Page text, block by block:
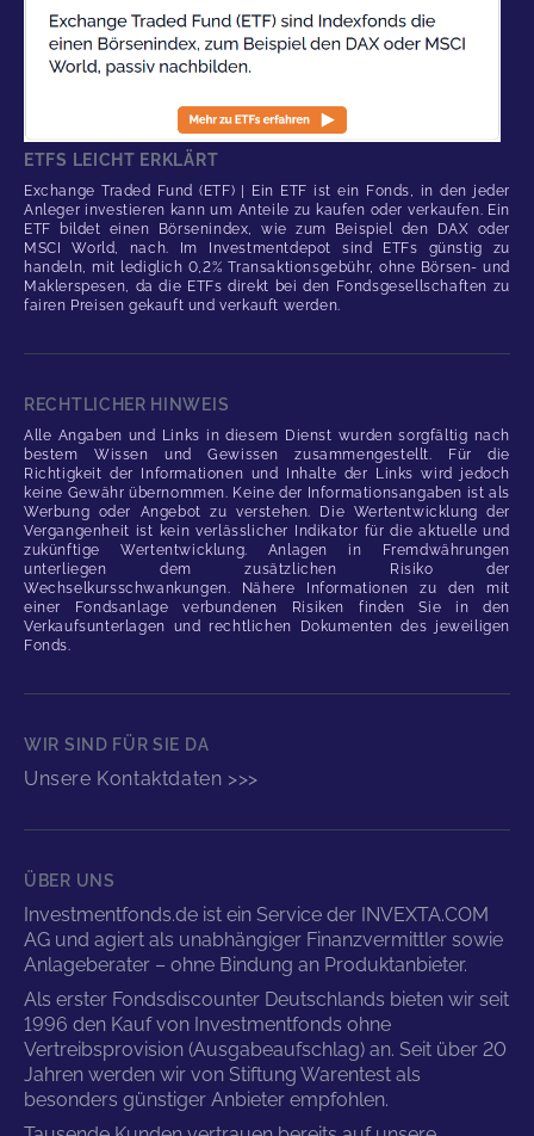
ETFS LEICHT ERKLÄRT
Exchange Traded Fund (ETF) | Ein ETF ist ein Fonds, in den jeder
Anleger investieren kann um Anteile zu kaufen oder verkaufen. Ein
ETF bildet einen Börsenindex, wie zum Beispiel den DAX oder
MSCI World, nach. Im Investmentdepot sind ETFs günstig zu
handeln, mit lediglich 0,2% Transaktionsgebühr, ohne Börsen- und
Maklerspesen, da die ETFs direkt bei den Fondsgesellschaften zu
fairen Preisen gekauft und verkauft werden.
RECHTLICHER HINWEIS
Alle Angaben und Links in diesem Dienst wurden sorgfältig nach
bestem Wissen und Gewissen zusammengestellt. Für die
Richtigkeit der Informationen und Inhalte der Links wird jedoch
keine Gewähr übernommen. Keine der Informationsangaben ist als
Werbung oder Angebot zu verstehen. Die Wertentwicklung der
Vergangenheit ist kein verlässlicher Indikator für die aktuelle und
zukünftige Wertentwicklung. Anlagen in Fremdwährungen
unterliegen dem zusätzlichen Risiko der
Wechselkursschwankungen. Nähere Informationen zu den mit
einer Fondsanlage verbundenen Risiken finden Sie in den
Verkaufsunterlagen und rechtlichen Dokumenten des jeweiligen
Fonds.
WIR SIND FÜR SIE DA
Unsere Kontaktdaten >>>
ÜBER UNS
Investmentfonds.de ist ein Service der INVEXTA.COM
AG und agiert als unabhängiger Finanzvermittler sowie
Anlageberater – ohne Bindung an Produktanbieter.
Als erster Fondsdiscounter Deutschlands bieten wir seit
1996 den Kauf von Investmentfonds ohne
Vertreibsprovision (Ausgabeaufschlag) an. Seit über 20
Jahren werden wir von Stiftung Warentest als
besonders günstiger Anbieter empfohlen.